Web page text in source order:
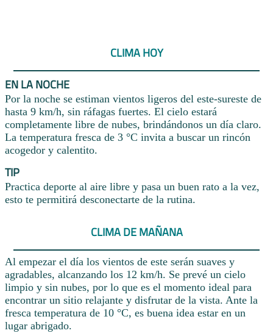
CLIMA HOY
EN LA NOCHE
Por la noche se estiman vientos ligeros del este-sureste de
hasta 9 km/h, sin ráfagas fuertes. El cielo estará
completamente libre de nubes, brindándonos un día claro.
La temperatura fresca de 3 °C invita a buscar un rincón
acogedor y calentito.
TIP
Practica deporte al aire libre y pasa un buen rato a la vez,
esto te permitirá desconectarte de la rutina.
CLIMA DE MAÑANA
Al empezar el día los vientos de este serán suaves y
agradables, alcanzando los 12 km/h. Se prevé un cielo
limpio y sin nubes, por lo que es el momento ideal para
encontrar un sitio relajante y disfrutar de la vista. Ante la
fresca temperatura de 10 °C, es buena idea estar en un
lugar abrigado.